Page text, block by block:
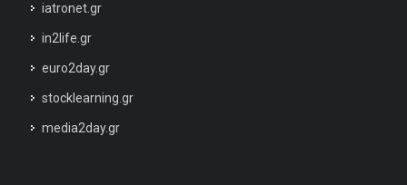
iatronet.gr
in2life.gr
euro2day.gr
stocklearning.gr
media2day.gr